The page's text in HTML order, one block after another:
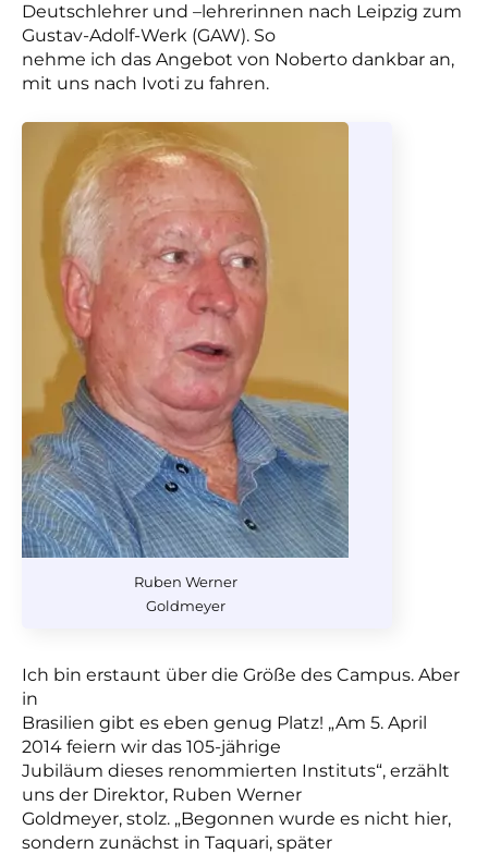
Deutschlehrer und –lehrerinnen nach Leipzig zum
Gustav-Adolf-Werk (GAW). So
nehme ich das Angebot von Noberto dankbar an,
mit uns nach Ivoti zu fahren.
Ruben Werner
Goldmeyer
Ich bin erstaunt über die Größe des Campus. Aber
in
Brasilien gibt es eben genug Platz! „Am 5. April
2014 feiern wir das 105-jährige
Jubiläum dieses renommierten Instituts“, erzählt
uns der Direktor, Ruben Werner
Goldmeyer, stolz. „Begonnen wurde es nicht hier,
sondern zunächst in Taquari, später